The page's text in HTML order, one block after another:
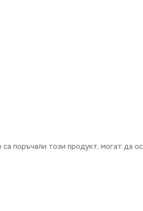
поръчали този продукт, могат да